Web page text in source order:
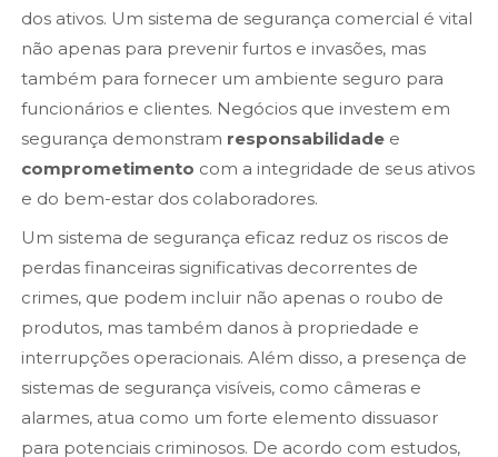
dos ativos. Um sistema de segurança comercial é vital
não apenas para prevenir furtos e invasões, mas
também para fornecer um ambiente seguro para
funcionários e clientes. Negócios que investem em
segurança demonstram responsabilidade e
comprometimento com a integridade de seus ativos
e do bem-estar dos colaboradores.
Um sistema de segurança eficaz reduz os riscos de
perdas financeiras significativas decorrentes de
crimes, que podem incluir não apenas o roubo de
produtos, mas também danos à propriedade e
interrupções operacionais. Além disso, a presença de
sistemas de segurança visíveis, como câmeras e
alarmes, atua como um forte elemento dissuasor
para potenciais criminosos. De acordo com estudos,